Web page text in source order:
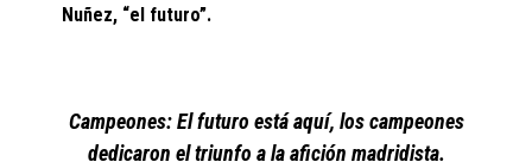
Nuñez, “el futuro”.
Campeones: El futuro está aquí, los campeones
dedicaron el triunfo a la afición madridista.